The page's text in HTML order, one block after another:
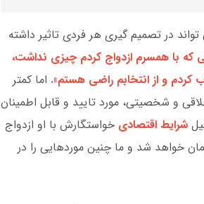
در تصمیم گیری هر فردی تاثیر داشته
که با همسرم ازدواج کردم چیزی نداشت،
و از انتخابم راضی هستم». اما کمتر
و شخصیتی، مورد تایید و قابل اطمینان
شرایط اقتصادی خواستگارش با او ازدواج
خواهد شد و ما چنین موردهایی را در